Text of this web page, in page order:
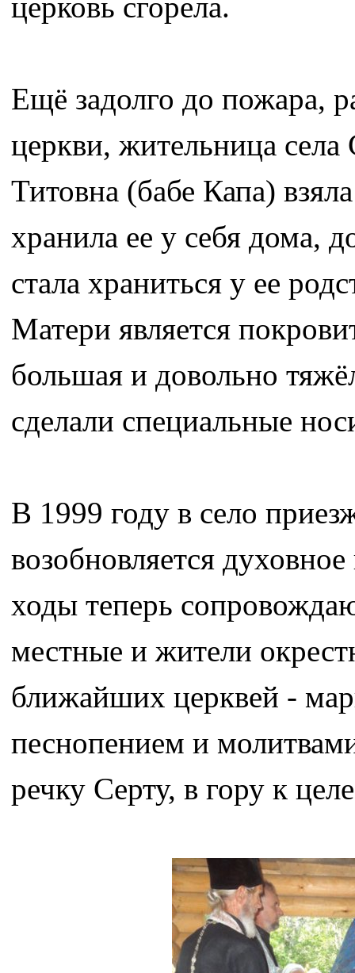
церковь сгорела.
Ещё задолго до пожара,
церкви, жительница села
Титовна (бабе Капа)
хранила ее у себя дома,
стала храниться у ее
Матери является
большая и довольно
сделали специальные
В 1999 году в село
возобновляется
ходы теперь
местные и жители
ближайших церквей -
песнопением и
речку Серту, в гору к